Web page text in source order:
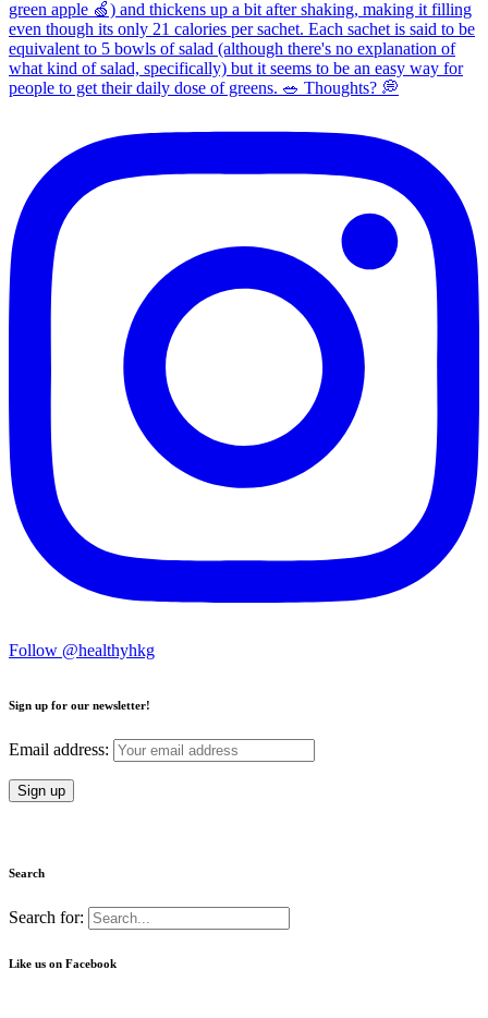
Follow @healthyhkg
Sign up for our newsletter!
Email address:
Search
Search for:
Like us on Facebook